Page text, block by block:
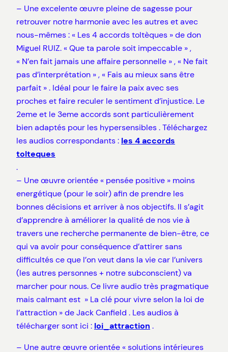
– Une excelente œuvre pleine de sagesse pour
retrouver notre harmonie avec les autres et avec
nous-mêmes : « Les 4 accords toltèques » de don
Miguel RUIZ. « Que ta parole soit impeccable » ,
« N’en fait jamais une affaire personnelle » , « Ne fait
pas d’interprétation » , « Fais au mieux sans être
parfait » . Idéal pour le faire la paix avec ses
proches et faire reculer le sentiment d’injustice. Le
2eme et le 3eme accords sont particulièrement
bien adaptés pour les hypersensibles . Téléchargez
les audios correspondants : les 4 accords
tolteques
.
– Une œuvre orientée « pensée positive » moins
energétique (pour le soir) afin de prendre les
bonnes décisions et arriver à nos objectifs. Il s’agit
d’apprendre à améliorer la qualité de nos vie à
travers une recherche permanente de bien-être, ce
qui va avoir pour conséquence d’attirer sans
difficultés ce que l’on veut dans la vie car l’univers
(les autres personnes + notre subconscient) va
marcher pour nous. Ce livre audio très pragmatique
mais calmant est » La clé pour vivre selon la loi de
l’attraction » de Jack Canfield . Les audios à
télécharger sont ici : loi_attraction .
– Une autre œuvre orientée « solutions intérieures